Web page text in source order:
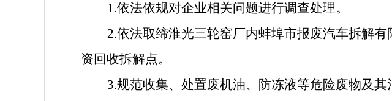
1.依法依规对企业相关问题进行调查处理。
2.依法取缔淮光三轮窑厂内蚌埠市报废汽车拆解
资回收拆解点。
3.规范收集、处置废机油、防冻液等危险废物及其